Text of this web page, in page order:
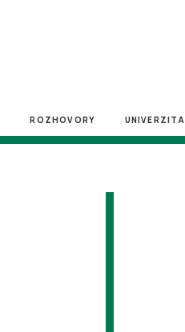
ROZHOVORY UNIVERZITA